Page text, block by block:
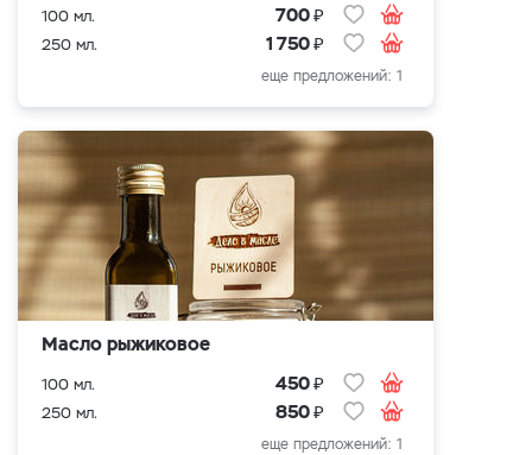
100 мл. 700₽
250 мл. 1 750₽
еще предложений: 1
Масло рыжиковое
100 мл. 450₽
250 мл. 850₽
еще предложений: 1